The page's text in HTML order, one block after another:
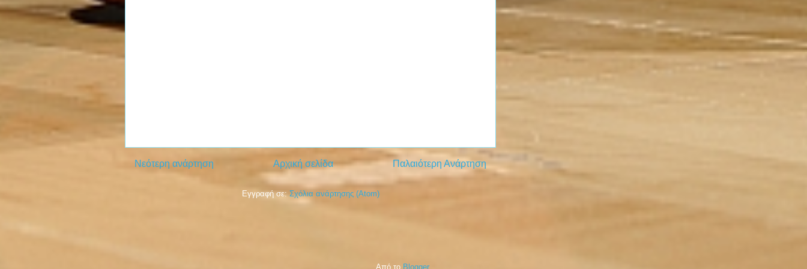
Νεότερη ανάρτηση Παλαιότερη Ανάρτηση
Αρχική σελίδα
Εγγραφή σε: Σχόλια ανάρτησης (Atom)
Από το Blogger.